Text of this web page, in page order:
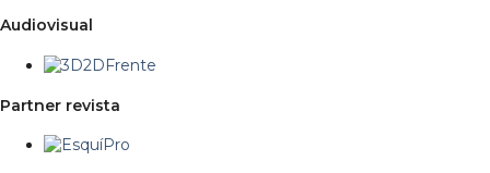
Audiovisual
Partner revista